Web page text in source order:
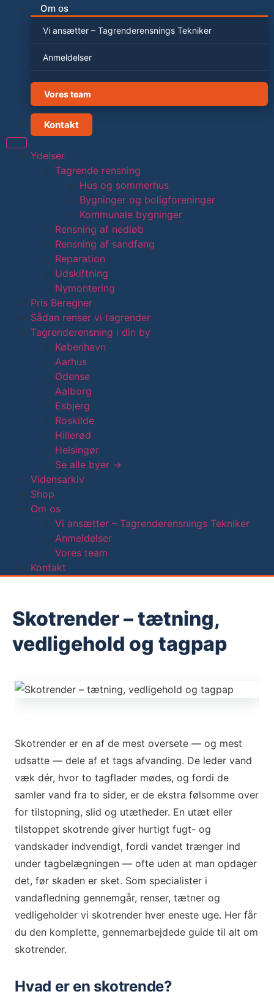
Om os
Vi ansætter – Tagrenderensnings Tekniker
Anmeldelser
Vores team
Kontakt
Ydelser
Tagrende rensning
Hus og sommerhus
Bygninger og boligforeninger
Kommunale bygninger
Rensning af nedløb
Rensning af sandfang
Reparation
Udskiftning
Nymontering
Pris Beregner
Sådan renser vi tagrender
Tagrenderensning i din by
København
Aarhus
Odense
Aalborg
Esbjerg
Roskilde
Hillerød
Helsingør
Se alle byer →
Vidensarkiv
Shop
Om os
Vi ansætter – Tagrenderensnings Tekniker
Anmeldelser
Vores team
Kontakt
Skotrender – tætning,
vedligehold og tagpap
Skotrender er en af de mest oversete — og mest
udsatte — dele af et tags afvanding. De leder vand
væk dér, hvor to tagflader mødes, og fordi de
samler vand fra to sider, er de ekstra følsomme over
for tilstopning, slid og utætheder. En utæt eller
tilstoppet skotrende giver hurtigt fugt- og
vandskader indvendigt, fordi vandet trænger ind
under tagbelægningen — ofte uden at man opdager
det, før skaden er sket. Som specialister i
vandafledning gennemgår, renser, tætner og
vedligeholder vi skotrender hver eneste uge. Her får
du den komplette, gennemarbejdede guide til alt om
skotrender.
Hvad er en skotrende?